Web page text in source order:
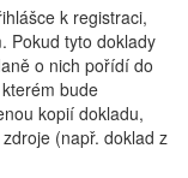
k registraci,
Pokud tyto doklady
o nich pořídí do
bude
kopií dokladu,
(např. doklad z